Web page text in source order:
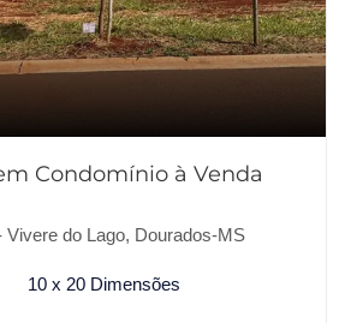
Condomínio à Venda
Vivere do Lago, Dourados-MS
10 x 20 Dimensões